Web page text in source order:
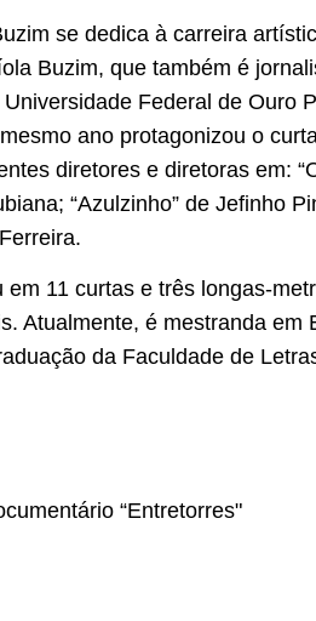
se dedica à carreira
Buzim, que também é
Federal de Ouro
ano protagonizou o
diretores e diretoras em:
“Azulzinho” de Jefinho
11 curtas e três longas-
Atualmente, é mestranda
da Faculdade de
“Entretorres"